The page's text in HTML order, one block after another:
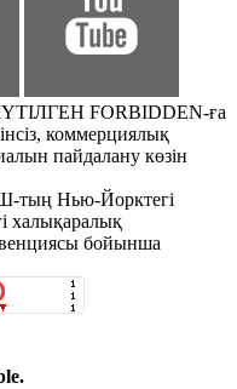
FORBIDDEN-ға
коммерциялық
пайдалану көзін
тың Нью-Йорктегі
халықаралық
бойынша